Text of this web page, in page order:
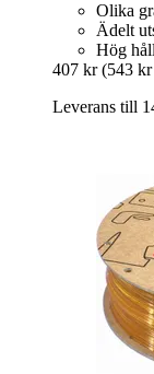
Olika
Ädelt
Hög
407 kr (543
Leverans till